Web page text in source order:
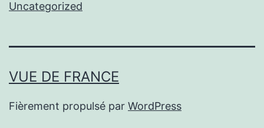
Uncategorized
VUE DE FRANCE
Fièrement propulsé par WordPress